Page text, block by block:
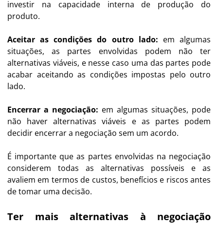
investir na capacidade interna de produção do
produto.
Aceitar as condições do outro lado: em algumas
situações, as partes envolvidas podem não ter
alternativas viáveis, e nesse caso uma das partes pode
acabar aceitando as condições impostas pelo outro
lado.
Encerrar a negociação: em algumas situações, pode
não haver alternativas viáveis e as partes podem
decidir encerrar a negociação sem um acordo.
É importante que as partes envolvidas na negociação
considerem todas as alternativas possíveis e as
avaliem em termos de custos, benefícios e riscos antes
de tomar uma decisão.
Ter mais alternativas à negociação